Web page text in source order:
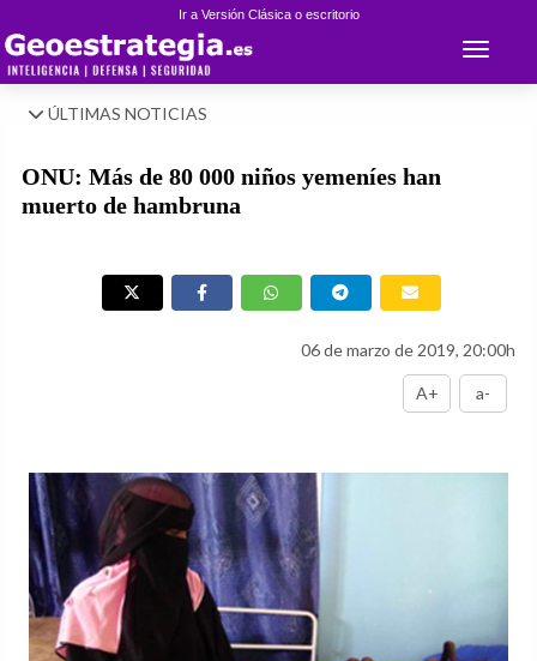
Ir a Versión Clásica o escritorio
Toggle
ÚLTIMAS NOTICIAS
ONU: Más de 80 000 niños yemeníes han
muerto de hambruna
06 de marzo de 2019, 20:00h
A+ a-